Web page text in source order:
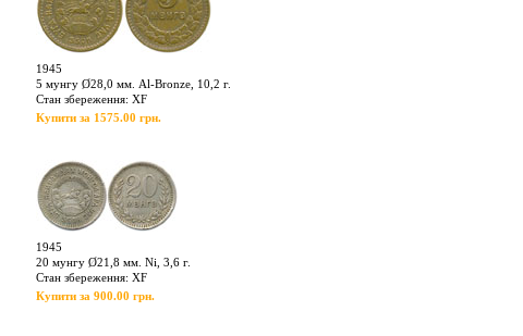
1945
5 мунгу Ø28,0 мм. Al-Bronze, 10,2 г.
Стан збереження: XF
Купити за 1575.00 грн.
1945
20 мунгу Ø21,8 мм. Ni, 3,6 г.
Стан збереження: XF
Купити за 900.00 грн.